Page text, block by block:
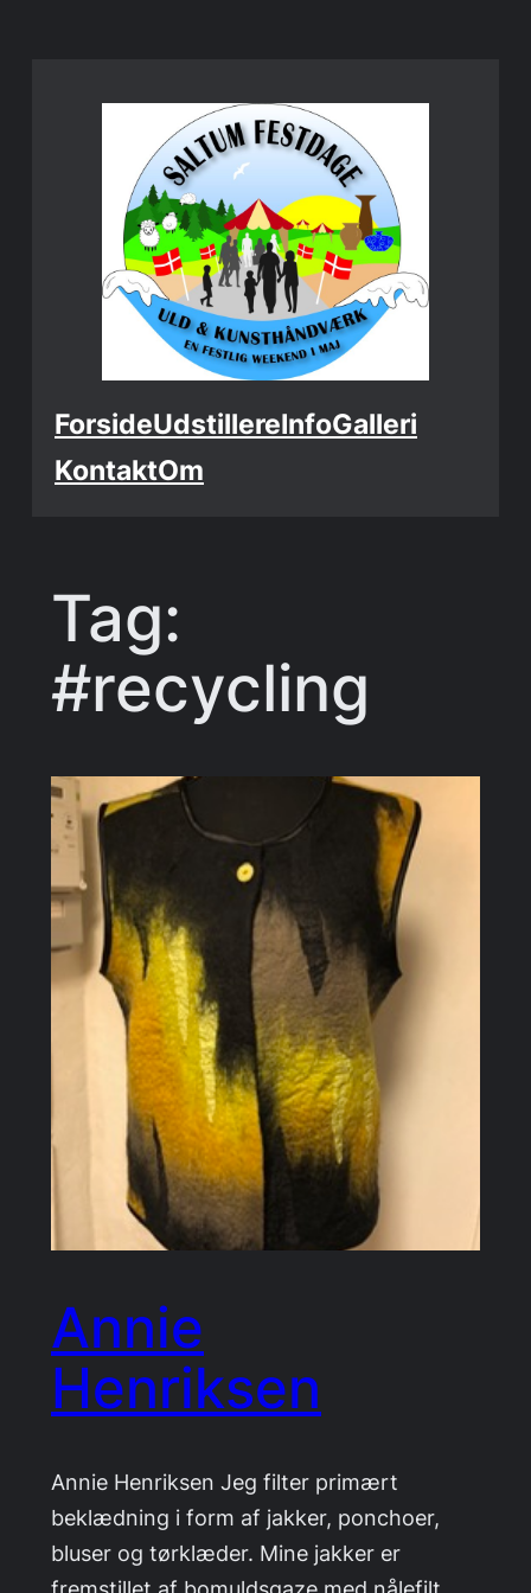
ForsideUdstillereInfoGalleri
KontaktOm
Tag:
#recycling
Annie
Henriksen
Annie Henriksen Jeg filter primært
beklædning i form af jakker, ponchoer,
bluser og tørklæder. Mine jakker er